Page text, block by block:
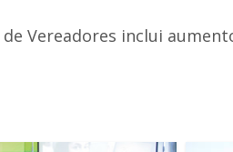
Vereadores inclui